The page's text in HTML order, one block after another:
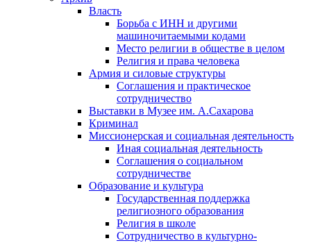
Власть
Борьба с ИНН и другими
машиночитаемыми кодами
Место религии в обществе в целом
Религия и права человека
Армия и силовые структуры
Соглашения и практическое
сотрудничество
Выставки в Музее им. А.Сахарова
Криминал
Миссионерская и социальная деятельность
Иная социальная деятельность
Соглашения о социальном
сотрудничестве
Образование и культура
Государственная поддержка
религиозного образования
Религия в школе
Сотрудничество в культурно-